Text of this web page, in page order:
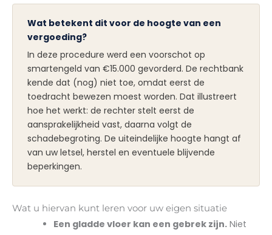
Wat betekent dit voor de hoogte van een
vergoeding?
In deze procedure werd een voorschot op
smartengeld van €15.000 gevorderd. De rechtbank
kende dat (nog) niet toe, omdat eerst de
toedracht bewezen moest worden. Dat illustreert
hoe het werkt: de rechter stelt eerst de
aansprakelijkheid vast, daarna volgt de
schadebegroting. De uiteindelijke hoogte hangt af
van uw letsel, herstel en eventuele blijvende
beperkingen.
Wat u hiervan kunt leren voor uw eigen situatie
Een gladde vloer kan een gebrek zijn.Niet